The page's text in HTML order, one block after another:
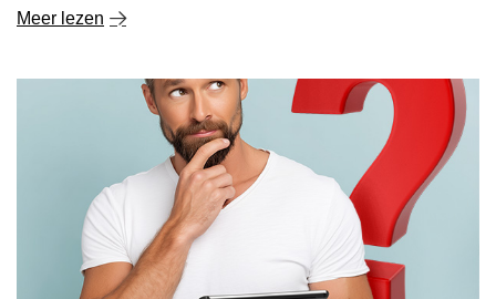
Yerba mate - waar kun je het kopen en waarom kun je
het beter online kopen?
Yerba mate is een drankje dat over de hele wereld